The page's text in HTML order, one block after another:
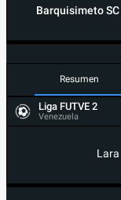
Barquisimeto SC
Resumen
Liga FUTVE 2
Venezuela
Lara